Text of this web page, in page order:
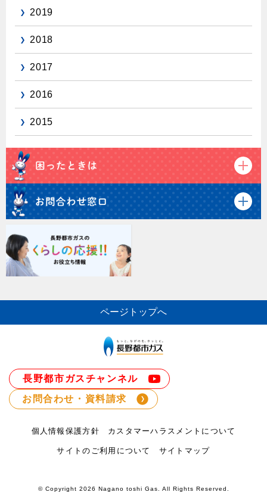
保安体制について
ガス設備安全点検について
各種手続き
ガス使用停止のご案内
インターネット受付
2019
2018
2017
2016
2015
ページトップへ
長野都市ガスチャンネル
お問合わせ・資料請求
個人情報保護方針 カスタマーハラスメントについて
サイトのご利用について サイトマップ
© Copyright 2026 Nagano toshi Gas. All Rights Reserved.